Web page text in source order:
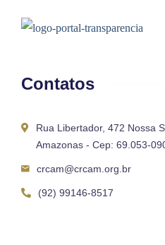
Contatos
Rua Libertador, 472 Nossa
Amazonas - Cep: 69.053-
crcam@crcam.org.br
(92) 99146-8517